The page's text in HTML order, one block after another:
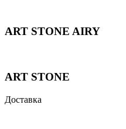
ART STONE AIRY
ART STONE
Доставка